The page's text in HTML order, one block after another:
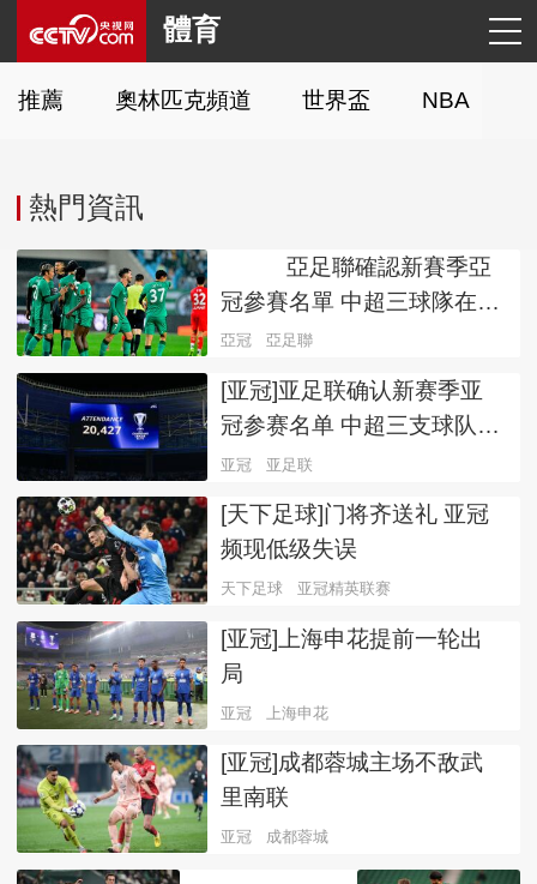
體育
推薦 奧林匹克頻道 世界盃 NBA
熱門資訊
亞足聯確認新賽季亞
冠參賽名單 中超三球隊在列
亞冠 亞足聯
[亚冠]亚足联确认新赛季亚
冠参赛名单 中超三支球队在
列
亚冠 亚足联
[天下足球]门将齐送礼 亚冠
频现低级失误
天下足球 亚冠精英联赛
[亚冠]上海申花提前一轮出
局
亚冠 上海申花
[亚冠]成都蓉城主场不敌武
里南联
亚冠 成都蓉城